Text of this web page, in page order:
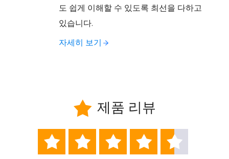
도 쉽게 이해할 수 있도록 최선을 다하고
있습니다.
자세히 보기
 제품 리뷰
    